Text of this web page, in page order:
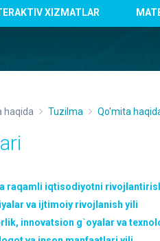
XIZMATLAR
haqida Tuzilma Qo'mita
raqamli iqtisodiyotni
va ijtimoiy rivojlanish yili
innovatsion g`oyalar va